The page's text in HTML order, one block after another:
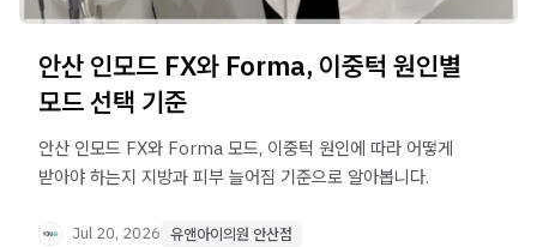
안산 인모드 FX와 Forma, 이중턱 원인별
모드 선택 기준
안산 인모드 FX와 Forma 모드, 이중턱 원인에 따라 어떻게
받아야 하는지 지방과 피부 늘어짐 기준으로 알아봅니다.
Jul 20, 2026 유앤아이의원 안산점